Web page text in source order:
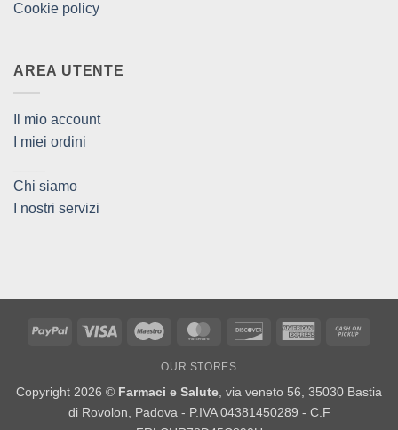
Cookie policy
AREA UTENTE
Il mio account
I miei ordini
Chi siamo
I nostri servizi
PayPal Visa Maestro MasterCardDiscover American
OUR STORES
Copyright 2026 © Farmaci e Salute , via veneto 56, 35030 Bastia
di Rovolon, Padova - P.IVA 04381450289 - C.F